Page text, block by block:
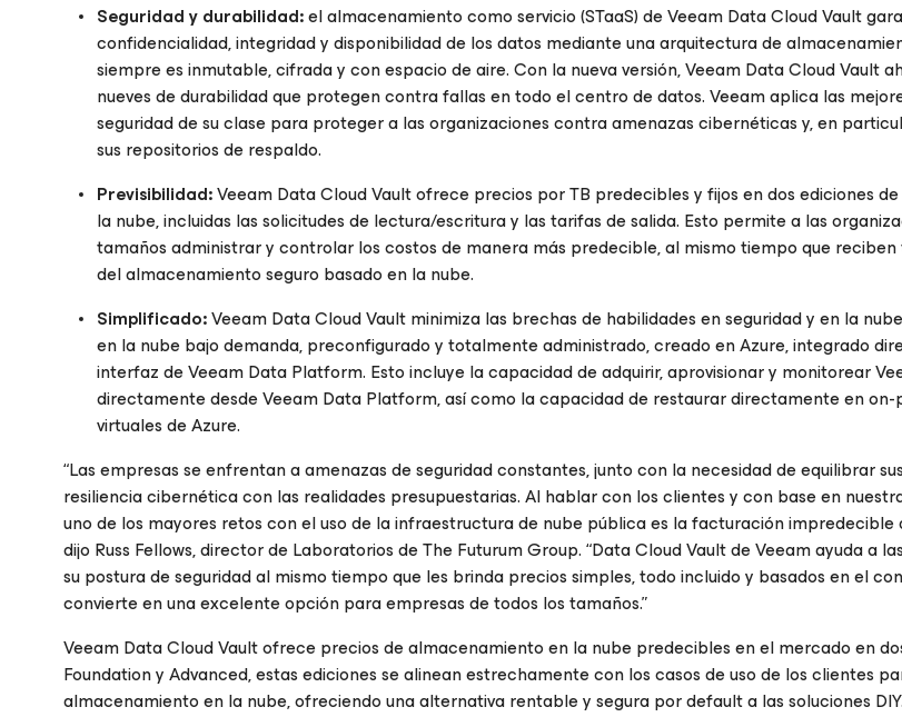
Seguridad y durabilidad:el almacenamiento como servicio (STaaS) de Veeam Data Cloud Vault
confidencialidad, integridad y disponibilidad de los datos mediante una arquitectura de
siempre es inmutable, cifrada y con espacio de aire. Con la nueva versión, Veeam Data Cloud Vault
nueves de durabilidad que protegen contra fallas en todo el centro de datos. Veeam aplica las
seguridad de su clase para proteger a las organizaciones contra amenazas cibernéticas y, en
sus repositorios de respaldo.
Previsibilidad:Veeam Data Cloud Vault ofrece precios por TB predecibles y fijos en dos ediciones
la nube, incluidas las solicitudes de lectura/escritura y las tarifas de salida. Esto permite a las
tamaños administrar y controlar los costos de manera más predecible, al mismo tiempo que
del almacenamiento seguro basado en la nube.
Simplificado:Veeam Data Cloud Vault minimiza las brechas de habilidades en seguridad y en la
en la nube bajo demanda, preconfigurado y totalmente administrado, creado en Azure, integrado
interfaz de Veeam Data Platform. Esto incluye la capacidad de adquirir, aprovisionar y monitorear
directamente desde Veeam Data Platform, así como la capacidad de restaurar directamente en on-
virtuales de Azure.
“Las empresas se enfrentan a amenazas de seguridad constantes, junto con la necesidad de equilibrar
resiliencia cibernética con las realidades presupuestarias. Al hablar con los clientes y con base en
uno de los mayores retos con el uso de la infraestructura de nube pública es la facturación impredecible
dijo Russ Fellows, director de Laboratorios de The Futurum Group. “Data Cloud Vault de Veeam ayuda a
su postura de seguridad al mismo tiempo que les brinda precios simples, todo incluido y basados en el
convierte en una excelente opción para empresas de todos los tamaños.”
Veeam Data Cloud Vault ofrece precios de almacenamiento en la nube predecibles en el mercado en
Foundation y Advanced, estas ediciones se alinean estrechamente con los casos de uso de los clientes
almacenamiento en la nube, ofreciendo una alternativa rentable y segura por default a las soluciones DIY.